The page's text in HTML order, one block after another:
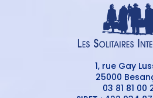
1, rue Gay
25000
03 81 81 00